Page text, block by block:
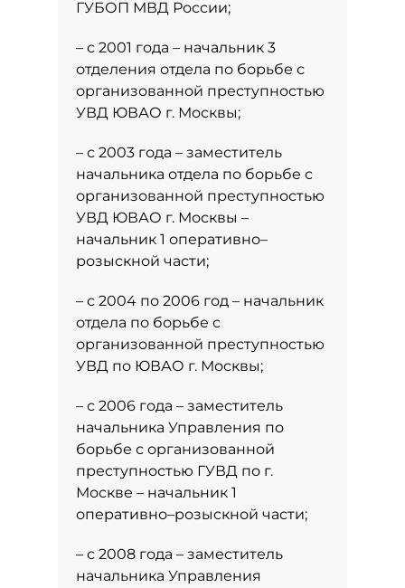
ГУБОП МВД России;
– с 2001 года – начальник 3
отделения отдела по борьбе с
организованной преступностью
УВД ЮВАО г. Москвы;
– с 2003 года – заместитель
начальника отдела по борьбе с
организованной преступностью
УВД ЮВАО г. Москвы –
начальник 1 оперативно–
розыскной части;
– с 2004 по 2006 год – начальник
отдела по борьбе с
организованной преступностью
УВД по ЮВАО г. Москвы;
– с 2006 года – заместитель
начальника Управления по
борьбе с организованной
преступностью ГУВД по г.
Москве – начальник 1
оперативно–розыскной части;
– с 2008 года – заместитель
начальника Управления